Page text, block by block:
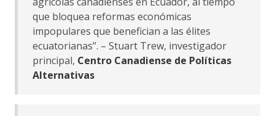
que bloquea reformas económicas
impopulares que benefician a las élites
ecuatorianas”. – Stuart Trew, investigador
principal, Centro Canadiense de Políticas
Alternativas